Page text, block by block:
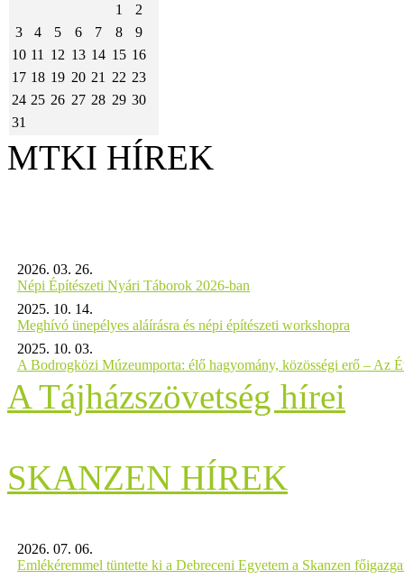
1
2
3
4 5 6 7 8
9
10 11 12 13 14 15 16
17 18 19 20 21 22 23
24 25 26 27 28 29 30
31
MTKI HÍREK
2026. 03. 26.
Népi Építészeti Nyári Táborok 2026-ban
2025. 10. 14.
Meghívó ünepélyes aláírásra és népi építészeti workshopra
2025. 10. 03.
A Bodrogközi Múzeumporta: élő hagyomány, közösségi erő – Az
A Tájházszövetség hírei
SKANZEN HÍREK
2026. 07. 06.
Emlékéremmel tüntette ki a Debreceni Egyetem a Skanzen